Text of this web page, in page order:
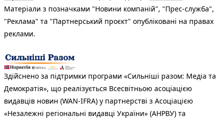
Матеріали з позначками "Новини компаній", "Прес-служба",
"Реклама" та "Партнерський проєкт" опубліковані на правах
реклами.
Здійснено за підтримки програми «Сильніші разом: Медіа та
Демократія», що реалізується Всесвітньою асоціацією
видавців новин (WAN-IFRA) у партнерстві з Асоціацією
«Незалежні регіональні видавці України» (АНРВУ) та